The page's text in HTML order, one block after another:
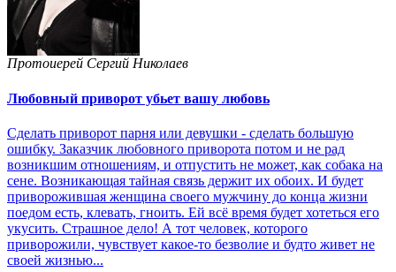
Протоиерей Сергий Николаев
Любовный приворот убьет вашу любовь
Сделать приворот парня или девушки - сделать большую
ошибку. Заказчик любовного приворота потом и не рад
возникшим отношениям, и отпустить не может, как собака на
сене. Возникающая тайная связь держит их обоих. И будет
приворожившая женщина своего мужчину до конца жизни
поедом есть, клевать, гноить. Ей всё время будет хотеться его
укусить. Страшное дело! А тот человек, которого
приворожили, чувствует какое-то безволие и будто живет не
своей жизнью...